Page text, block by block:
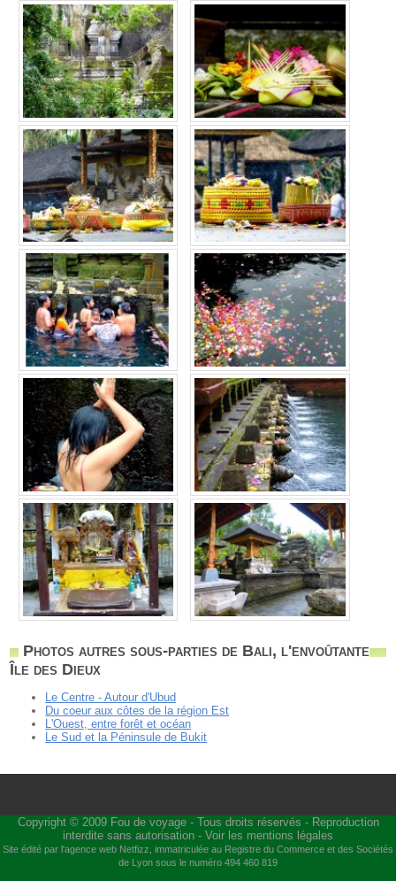
Photos autres sous-parties de Bali, l'envoûtante
Île des Dieux
Le Centre - Autour d'Ubud
Du coeur aux côtes de la région Est
L'Ouest, entre forêt et océan
Le Sud et la Péninsule de Bukit
Copyright © 2009 Fou de voyage- Tous droits réservés - Reproduction
interdite sans autorisation - Voir les mentions légales
Site édité par l'agence web Netfizz , immatriculée au Registre du Commerce et des Sociétés
de Lyon sous le numéro 494 460 819